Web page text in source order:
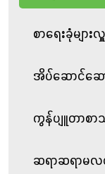
စာရေးခုံများလှူ
အိပ်ဆောင်ဆေ
ကွန်ပျူတာစာသ
ဆရာဆရာမလ